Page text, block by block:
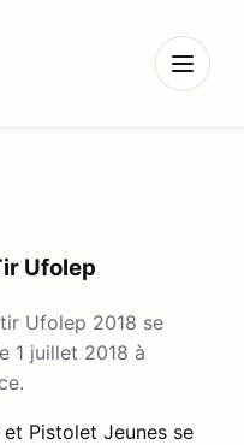
Ouvrir
Ufolep
Ufolep 2018 se
1 juillet 2018 à
et Pistolet Jeunes se